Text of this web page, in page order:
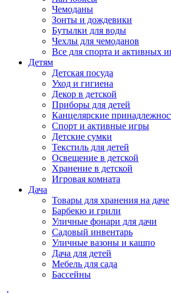
Чемоданы
Зонты и дождевики
Бутылки для воды
Чехлы для чемоданов
Все для спорта и активных
Детям
Детская посуда
Уход и гигиена
Декор в детской
Приборы для детей
Канцелярские
Спорт и активные игры
Детские сумки
Текстиль для детей
Освещение в детской
Хранение в детской
Игровая комната
Дача
Товары для хранения на даче
Барбекю и грили
Уличные фонари для дачи
Садовый инвентарь
Уличные вазоны и кашпо
Дача для детей
Мебель для сада
Бассейны